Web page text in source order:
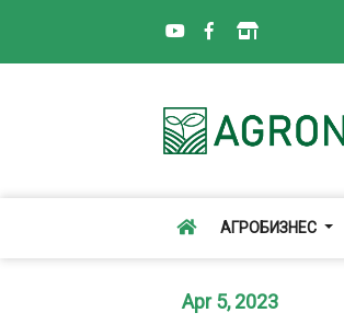
АГРОБИЗНЕС
Apr 5, 2023